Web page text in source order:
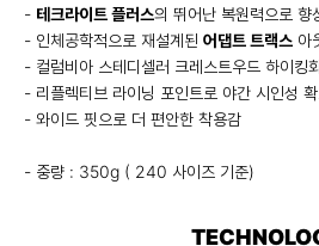
- 테크라이트 플러스의 뛰어난 복원력으로 향
- 인체공학적으로 재설계된 어댑트 트랙스 아
- 컬럼비아 스테디셀러 크레스트우드 하이킹
- 리플렉티브 라이닝 포인트로 야간 시인성
- 와이드 핏으로 더 편안한 착용감
- 중량 : 350g ( 240 사이즈 기준)